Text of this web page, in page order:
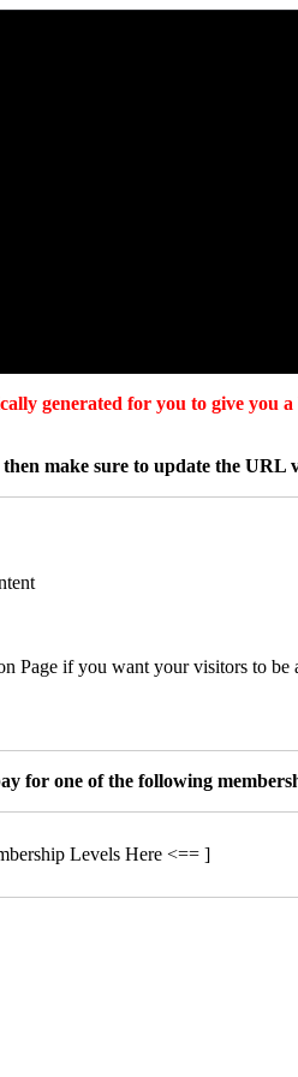
generated for you to give you
make sure to update the URL
Page if you want your visitors to be
for one of the following
Levels Here <== ]